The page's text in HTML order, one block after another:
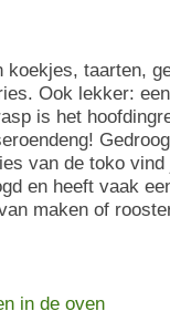
taarten,
Ook lekker:
is het
van de toko
en heeft vaak
maken of
in de oven